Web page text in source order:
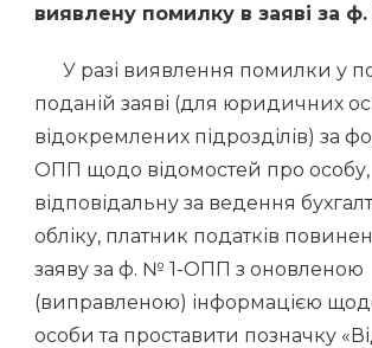
виявлену помилку в заяві за
У разі виявлення помилки у
поданій заяві (для юридичних
відокремлених підрозділів) за
ОПП щодо відомостей про особу,
відповідальну за ведення
обліку, платник податків
заяву за ф. № 1-ОПП з оновленою
(виправленою) інформацією
особи та проставити позначку